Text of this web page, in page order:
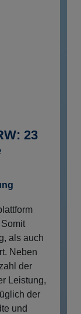
23
als auch
Neben
der
Leistung,
der
und